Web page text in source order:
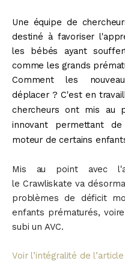
Une équipe de
destiné à favoriser
les bébés ayant
comme les grands
Comment les
déplacer ? C'est en
chercheurs ont mis au
innovant permettant
moteur de certains
Mis au point avec
le Crawliskate va
problèmes de déficit
enfants prématurés,
subi un AVC.
Voir l’intégralité de